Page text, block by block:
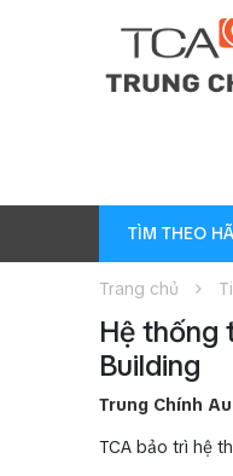
TÌM THEO
Trang chủ
Hệ thống
Building
Trung Chính
TCA bảo trì hệ